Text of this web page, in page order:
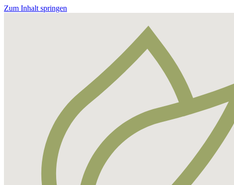
Zum Inhalt springen